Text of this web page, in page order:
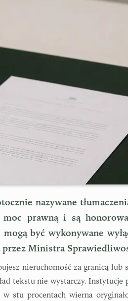
nazywane
prawną i są
być wykonywane
Ministra
nieruchomość za granicą
tekstu nie wystarczy.
stu procentach wierna